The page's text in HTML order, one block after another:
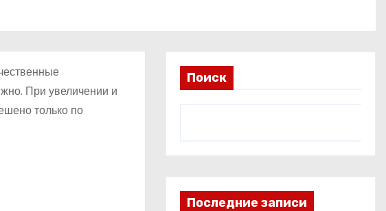
При увеличении и
только по
Поиск
Последние записи